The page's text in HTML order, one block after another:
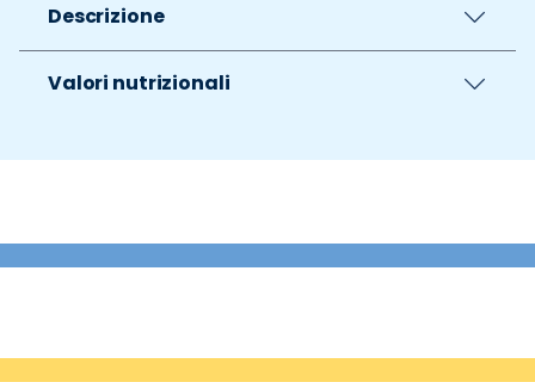
Descrizione
Valori nutrizionali